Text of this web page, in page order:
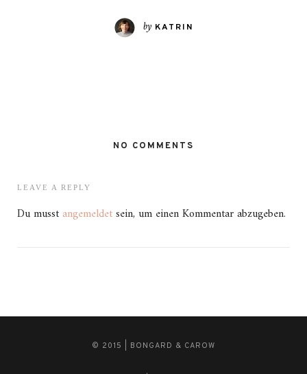
by KATRIN
NO COMMENTS
LEAVE A REPLY
Du musst angemeldetsein, um einen Kommentar abzugeben.
© 2015 | BONGARD & CAROW